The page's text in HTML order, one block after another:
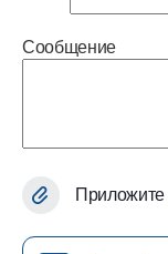
Сообщение
Приложите